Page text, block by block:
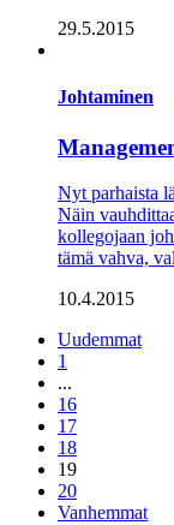
29.5.2015
Johtaminen
Nyt parhaista
Näin
kollegojaan
tämä vahva,
10.4.2015
Uudemmat
1
...
16
17
18
19
20
Vanhemmat